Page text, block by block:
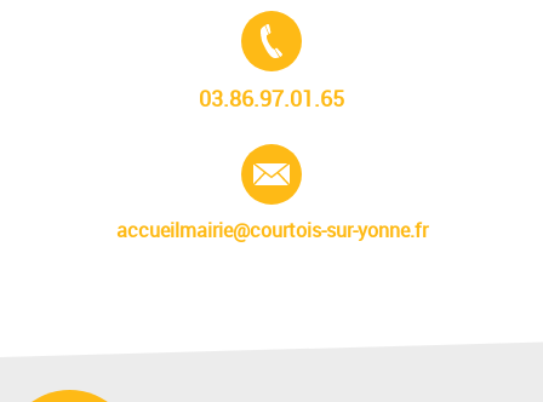
03.86.97.01.65
accueilmairie@courtois-sur-yonne.fr